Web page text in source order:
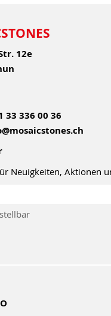
12e
33 336 00 36
Neuigkeiten, Aktionen